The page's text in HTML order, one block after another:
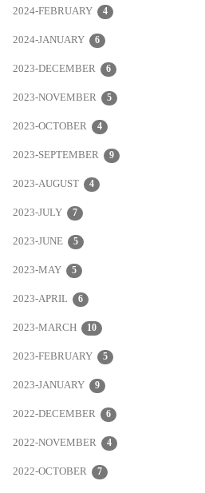
2024-FEBRUARY 4
2024-JANUARY 6
2023-DECEMBER 6
2023-NOVEMBER 5
2023-OCTOBER 4
2023-SEPTEMBER 9
2023-AUGUST 4
2023-JULY 7
2023-JUNE 5
2023-MAY 5
2023-APRIL 6
2023-MARCH 10
2023-FEBRUARY 5
2023-JANUARY 9
2022-DECEMBER 6
2022-NOVEMBER 4
2022-OCTOBER 7